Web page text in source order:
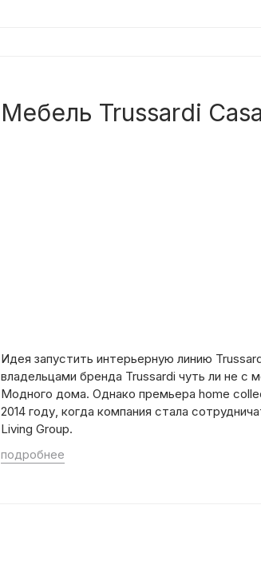
Мебель Trussardi Casa
Идея запустить интерьерную линию
владельцами бренда Trussardi чуть ли не с
Модного дома. Однако премьера home
2014 году, когда компания стала
Living Group.
подробнее